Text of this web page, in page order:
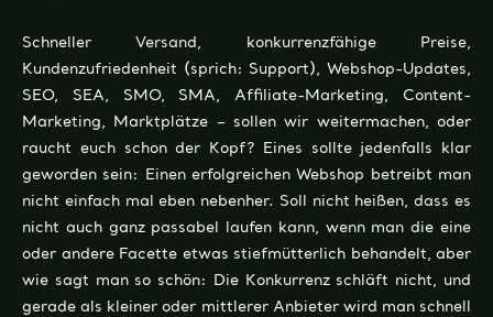
Schneller Versand, konkurrenzfähige Preise,
Kundenzufriedenheit (sprich: Support), Webshop-Updates,
SEO, SEA, SMO, SMA, Affiliate-Marketing, Content-
Marketing, Marktplätze – sollen wir weitermachen, oder
raucht euch schon der Kopf? Eines sollte jedenfalls klar
geworden sein: Einen erfolgreichen Webshop betreibt man
nicht einfach mal eben nebenher. Soll nicht heißen, dass es
nicht auch ganz passabel laufen kann, wenn man die eine
oder andere Facette etwas stiefmütterlich behandelt, aber
wie sagt man so schön: Die Konkurrenz schläft nicht, und
gerade als kleiner oder mittlerer Anbieter wird man schnell